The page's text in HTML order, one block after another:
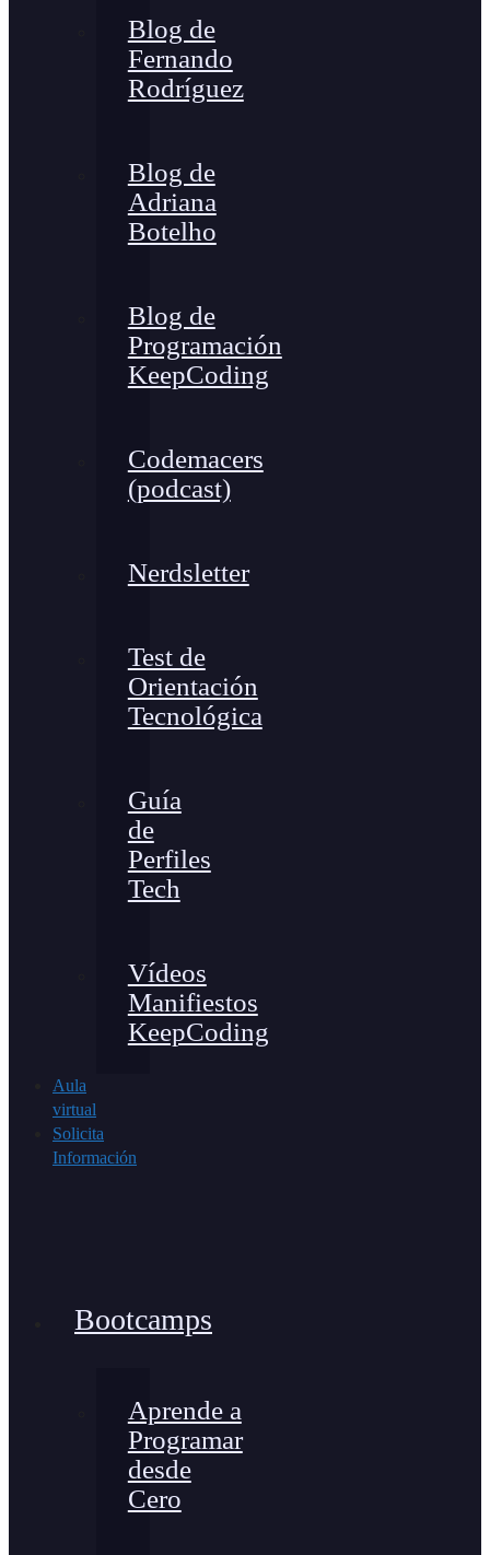
Blog de
Fernando
Rodríguez
Blog de
Adriana
Botelho
Blog de
Programación
KeepCoding
Codemacers
(podcast)
Nerdsletter
Test de
Orientación
Tecnológica
Guía
de
Perfiles
Tech
Vídeos
Manifiestos
KeepCoding
Aula
virtual
Solicita
Información
Bootcamps
Aprende a
Programar
desde
Cero